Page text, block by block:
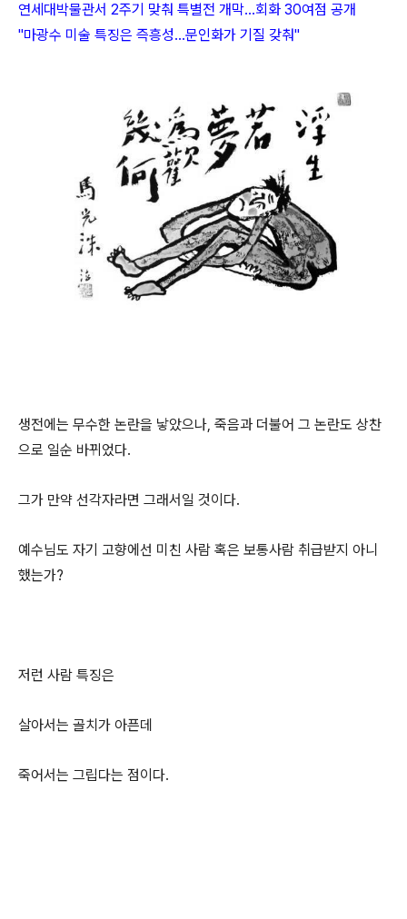
연세대박물관서 2주기 맞춰 특별전 개막…회화 30여점 공개
"마광수 미술 특징은 즉흥성…문인화가 기질 갖춰"
생전에는 무수한 논란을 낳았으나, 죽음과 더불어 그 논란도 상찬
으로 일순 바뀌었다.
그가 만약 선각자라면 그래서일 것이다.
예수님도 자기 고향에선 미친 사람 혹은 보통사람 취급받지 아니
했는가?
저런 사람 특징은
살아서는 골치가 아픈데
죽어서는 그립다는 점이다.